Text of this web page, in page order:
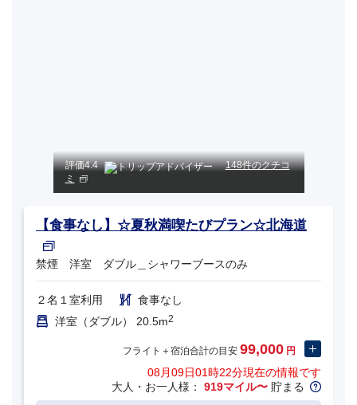
評価4.4
148件のクチコ
ミ
【食事なし】☆夏秋満喫たびプラン☆北海道
禁煙 洋室 ダブル＿シャワーブースのみ
２名１室利用
食事なし
洋室（ダブル） 20.5m2
フライト＋宿泊合計の目安 99,000 円
08月09日01時22分現在の情報です
大人・お一人様： 919マイル〜 貯まる